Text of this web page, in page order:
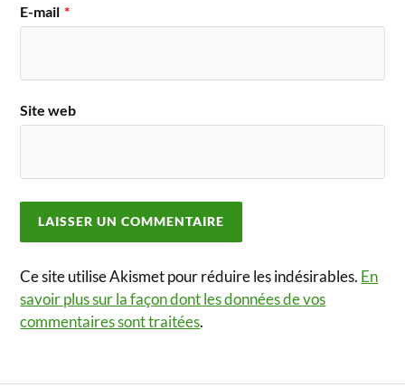
E-mail *
Site web
Ce site utilise Akismet pour réduire les indésirables. En
savoir plus sur la façon dont les données de vos
commentaires sont traitées.